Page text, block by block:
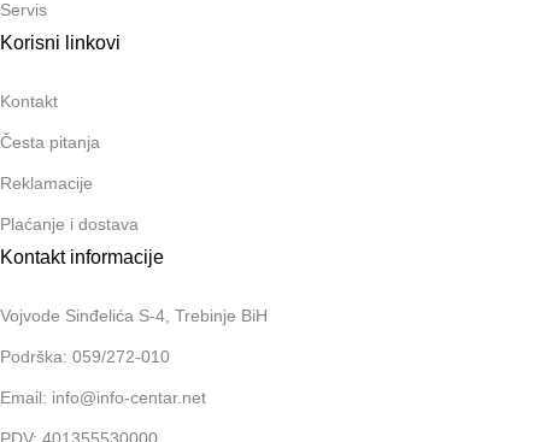
Servis
Korisni linkovi
Kontakt
Česta pitanja
Reklamacije
Plaćanje i dostava
Kontakt informacije
Vojvode Sinđelića S-4, Trebinje BiH
Podrška: 059/272-010
Email: info@info-centar.net